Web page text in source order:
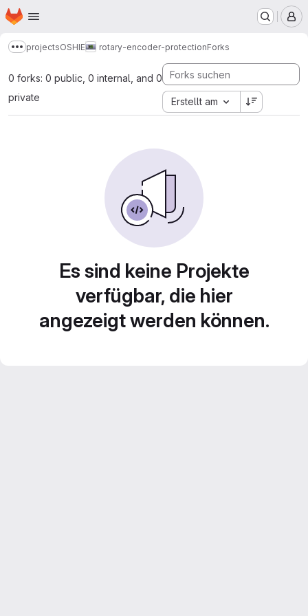
Zum Hauptinhalt springen
Startseite
Mehr Breadcrumbs anzeigen
projectsOSHIE rotary-encoder-protectionForks
0 forks: 0 public, 0 internal, and 0
private
Erstellt am
Es sind keine Projekte
verfügbar, die hier
angezeigt werden können.